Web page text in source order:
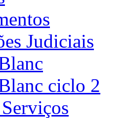
Judiciais
ciclo 2